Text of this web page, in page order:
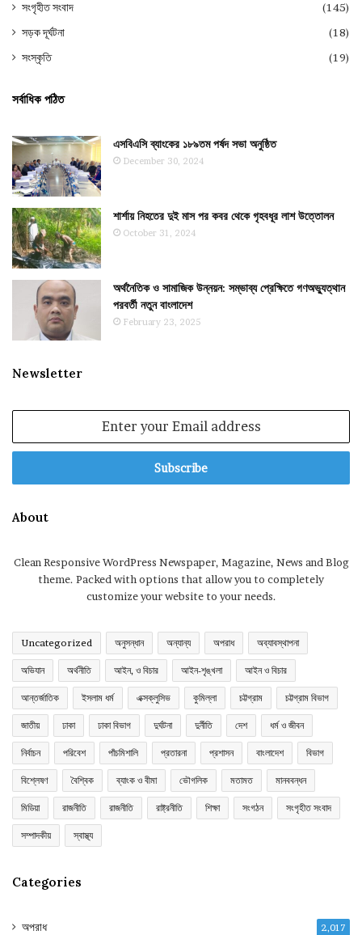
সংগৃহীত সংবাদ
(145)
সড়ক দূর্ঘটনা
(18)
সংস্কৃতি
(19)
সর্বাধিক পঠিত
এসবিএসি ব্যাংকের ১৮৯তম পর্ষদ সভা অনুষ্ঠিত
December 30, 2024
শার্শায় নিহতের দুই মাস পর কবর থেকে গৃহবধূর লাশ উত্তোলন
October 31, 2024
অর্থনৈতিক ও সামাজিক উন্নয়ন: সম্ভাব্য প্রেক্ষিতে গণঅভ্যুত্থান
পরবর্তী নতুন বাংলাদেশ
February 23, 2025
Newsletter
Email
About
Clean Responsive WordPress Newspaper, Magazine, News and Blog
theme. Packed with options that allow you to completely
customize your website to your needs.
Uncategorized অনুসন্ধান অন্যান্য অপরাধ অব্যাবস্থাপনা
অভিযান অর্থনীতি আইন, ও বিচার আইন-শৃঙ্খলা আইন ও বিচার
আন্তর্জাতিক ইসলাম ধর্ম এক্সক্লুসিভ কুমিল্লা চট্টগ্রাম চট্টগ্রাম বিভাগ
জাতীয় ঢাকা ঢাকা বিভাগ দুর্ঘটনা দুর্নীতি দেশ ধর্ম ও জীবন
নির্বাচন পরিবেশ পাঁচমিশালি প্রতারনা প্রশাসন বাংলাদেশ বিভাগ
বিশ্লেষণ বৈশ্বিক ব্যাংক ও বীমা ভৌগলিক মতামত মানববন্ধন
মিডিয়া রাজনীতি রাজনীতি রাষ্ট্রনীতি শিক্ষা সংগঠন সংগৃহীত সংবাদ
সম্পাদকীয় স্বাস্থ্য
Categories
অপরাধ 2,017